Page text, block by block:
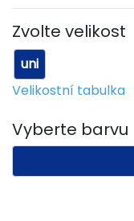
Zvolte velikost
uni
Velikostní tabulka
Vyberte barvu